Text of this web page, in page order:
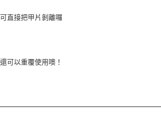
直接把甲片剝離囉
可以重覆使用噢！